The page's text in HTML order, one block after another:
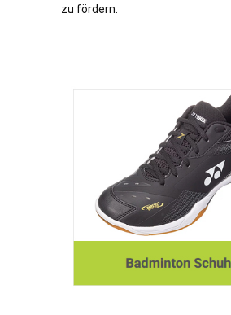
zu fördern.